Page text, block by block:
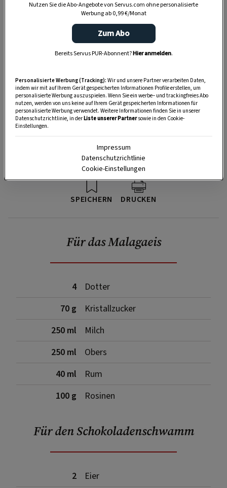
SPEICHERN DRUCKEN
Für das Malagaeis
4
Dotter
70 g
Kristallzucker
250 ml
Milch
250 ml
Obers
40 ml
Rum
100 g
Rosinen
Für den Schokoladenschwamm
2 Eier
Nutzen Sie die Abo-Angebote von Servus.com ohne personalisierte
Werbung ab 0,99 €/Monat
Zum Abo
Bereits Servus PUR-Abonnent?Hier anmelden.
Personalisierte Werbung (Tracking): Wir und unsere Partner verarbeiten Daten,
indem wir mit auf Ihrem Gerät gespeicherten Informationen Profile erstellen, um
personalisierte Werbung auszuspielen. Wenn Sie ein werbe– und trackingfreies Abo
nutzen, werden von uns keine auf Ihrem Gerät gespeicherten Informationen für
personalisierte Werbung verwendet. Weitere Informationen finden Sie in unserer
Datenschutzrichtlinie, in derListe unserer Partnersowie in den Cookie-
Einstellungen.
Impressum
Datenschutzrichtlinie
Cookie-Einstellungen